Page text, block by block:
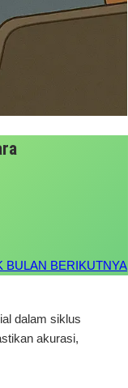
BULAN BERIKUTNYA
dalam siklus
akurasi,